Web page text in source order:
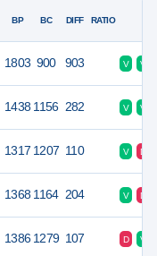
BP BC DIFF RATIO
1803 900 903 V V
1438 1156 282 V V
1317 1207 110 V D
1368 1164 204 V D
1386 1279 107 D V